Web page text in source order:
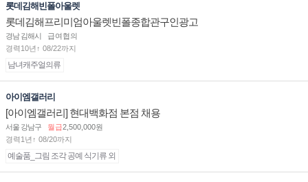
롯데김해빈폴아울렛
롯데김해프리미엄아울렛빈폴종합관구인광고
경남 김해시
급여협의
경력10년↑ 08/22까지
남녀캐주얼의류
아이엠갤러리
[아이엠갤러리] 현대백화점 본점 채용
서울 강남구 월급2,500,000원
경력1년↑ 08/20까지
예술품_그림 조각 공예 식기류 외